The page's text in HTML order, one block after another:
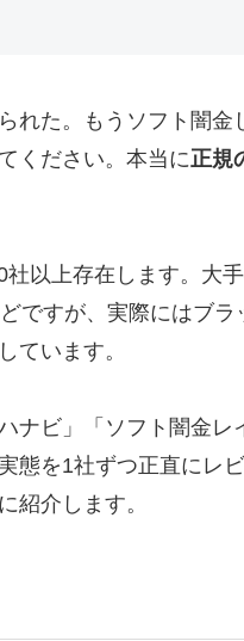
れた。もうソフト闇
ください。本当に正規
以上存在します。大
ですが、実際にはブ
ています。
ナビ」「ソフト闇金レ
態を1社ずつ正直にレ
紹介します。